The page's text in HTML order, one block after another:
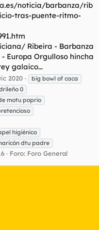
noticia/barbanza/rib
tras-puente-ritmo-
Ribeira - Barbanza
Europa Orgulloso hincha
galaico...
2020
big bowl of caca
0
motu poprio
higiénico
dtu padre
Foro: Foro General